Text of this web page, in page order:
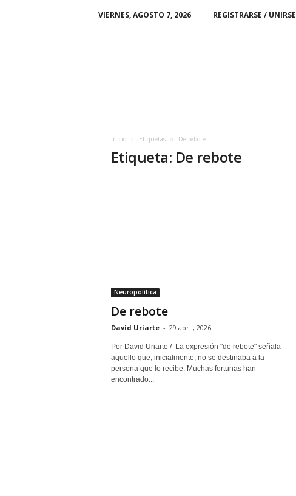
VIERNES, AGOSTO 7, 2026 REGISTRARSE / UNIRSE
Inicio Etiquetas De rebote
Etiqueta: De rebote
Neuropolítica
De rebote
David Uriarte - 29 abril, 2026
Por David Uriarte / La expresión "de rebote" señala
aquello que, inicialmente, no se destinaba a la
persona que lo recibe. Muchas fortunas han
encontrado...